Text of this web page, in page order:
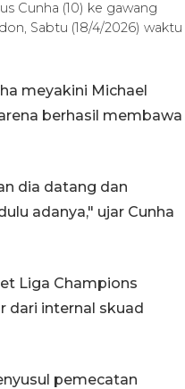
Cunha (10) ke gawang
Sabtu (18/4/2026) waktu
meyakini Michael
berhasil membawa
dia datang dan
adanya," ujar Cunha
Liga Champions
dari internal skuad
pemecatan